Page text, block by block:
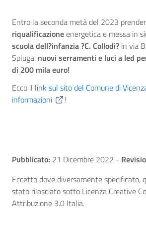
Entro la seconda metà del 2023
riqualificazioneenergetica e messa in
scuola dell?infanzia ?C. Collodi? in via
Spluga: nuovi serramenti e luci a led
di 200 mila euro!
Ecco il link sul sito del Comune di
informazioni
!
Pubblicato: 21 Dicembre 2022 -
Eccetto dove diversamente specificato,
stato rilasciato sotto Licenza Creative
Attribuzione 3.0 Italia.